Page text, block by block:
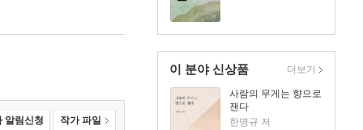
이 분야 신상품
사람의 무게는 향으로
잰다
한명규 저
더보기
알림신청 작가 파일